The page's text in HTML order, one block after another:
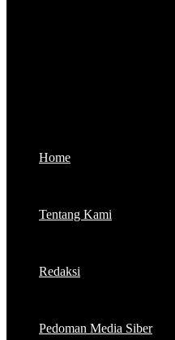
Home
Tentang Kami
Redaksi
Pedoman Media Siber